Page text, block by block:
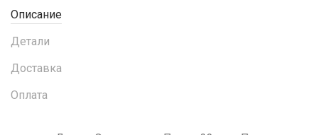
Описание
Детали
Доставка
Оплата